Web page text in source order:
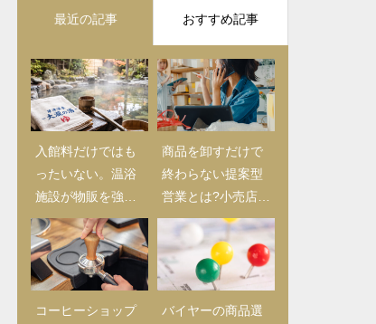
最近の記事 おすすめ記事
入館料だけではも
ったいない。温浴
施設が物販を強化
すべき理由と売店
づくり
商品を卸すだけで
終わらない提案型
営業とは?小売店に
喜ばれる進め方を
解説
コーヒーショップ
バイヤーの商品選
【2025年版】日用
品仕入れ完全ガイ
ド｜初心者バイヤ
ーが押さえるべき
チェックリストと
成功の秘訣